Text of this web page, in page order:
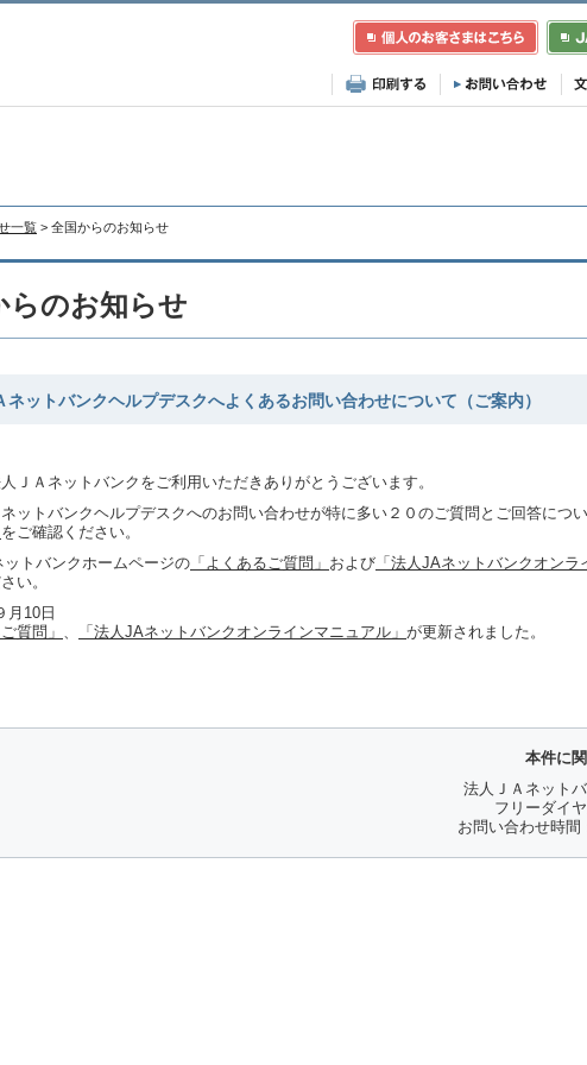
一覧 > 全国からのお知らせ
らのお知らせ
ネットバンクヘルプデスクへよくあるお問い合わせについて（ご案内）
ＪＡネットバンクをご利用いただきありがとうございます。
ットバンクヘルプデスクへのお問い合わせが特に多い２０のご質問とご回答につ
をご確認ください。
トバンクホームページの 「よくあるご質問」 および 「法人JAネットバンクオンラ
い。
月10日
質問」 、 「法人JAネットバンクオンラインマニュアル」 が更新されました。
本件に
法人ＪＡネット
フリーダイ
お問い合わせ時間